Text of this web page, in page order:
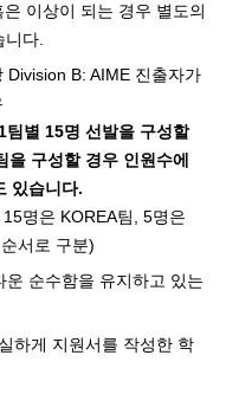
이상이 되는 경우 별도의
니다.
Division B: AIME 진출자가
별 15명 선발을 구성할
구성할 경우 인원수에
있습니다.
명은 KOREA팀, 5명은
서로 구분)
순수함을 유지하고 있는
하게 지원서를 작성한 학